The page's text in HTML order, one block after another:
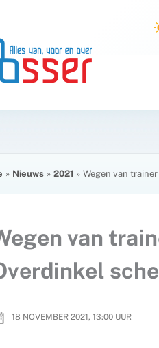
Nieuws 2021 Wegen van
van
18 NOVEMBER 2021, 13:00 UUR